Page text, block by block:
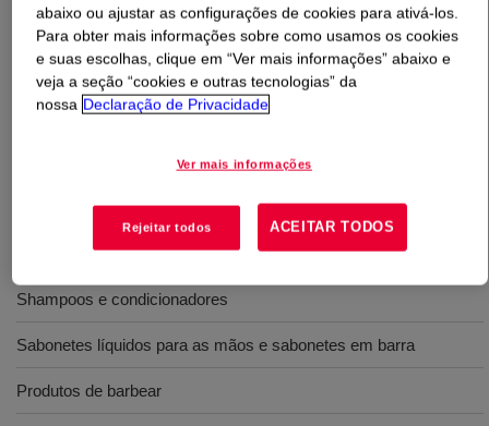
O que éFOAMYSENSE™ N60K Polymer?
PEG-45M solúvel em água com um peso molecular
relativamente alto. Em um creme, loção, gel ou bastão, o
produtos deslizarem suavemente. INCI Name: PEG-45M
Shampoos e condicionadores
Sabonetes líquidos para as mãos e sabonetes em barra
Produtos de barbear
abaixo ou ajustar as configurações de cookies para ativá-los.
Para obter mais informações sobre como usamos os cookies
e suas escolhas, clique em “Ver mais informações” abaixo e
veja a seção “cookies e outras tecnologias” da
nossa Declaração de Privacidade
Ver mais informações
Rejeitar todos ACEITAR TODOS